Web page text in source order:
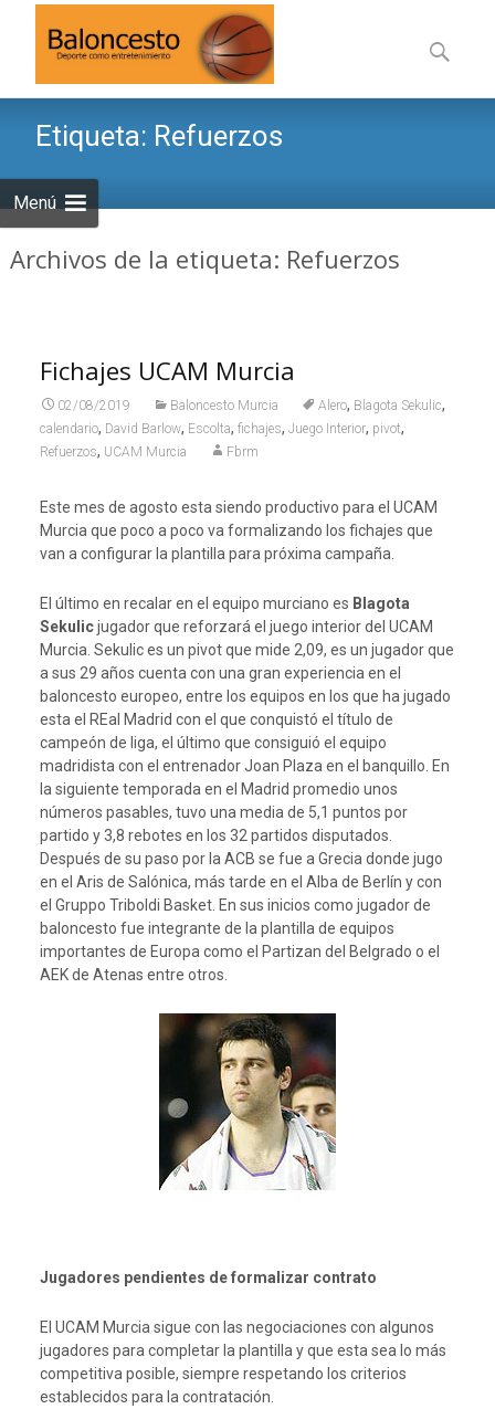
Menú
alBuscar:
Etiqueta: Refuerzos
Archivos de la etiqueta: Refuerzos
Fichajes UCAM Murcia
02/08/2019 Baloncesto Murcia Alero, Blagota Sekulic,
calendario, David Barlow, Escolta, fichajes, Juego Interior, pivot,
Refuerzos, UCAM Murcia Fbrm
Este mes de agosto esta siendo productivo para el UCAM
Murcia que poco a poco va formalizando los fichajes que
van a configurar la plantilla para próxima campaña.
El último en recalar en el equipo murciano es Blagota
Sekulicjugador que reforzará el juego interior del UCAM
Murcia. Sekulic es un pivot que mide 2,09, es un jugador que
a sus 29 años cuenta con una gran experiencia en el
baloncesto europeo, entre los equipos en los que ha jugado
esta el REal Madrid con el que conquistó el título de
campeón de liga, el último que consiguió el equipo
madridista con el entrenador Joan Plaza en el banquillo. En
la siguiente temporada en el Madrid promedio unos
números pasables, tuvo una media de 5,1 puntos por
partido y 3,8 rebotes en los 32 partidos disputados.
Después de su paso por la ACB se fue a Grecia donde jugo
en el Aris de Salónica, más tarde en el Alba de Berlín y con
el Gruppo Triboldi Basket. En sus inicios como jugador de
baloncesto fue integrante de la plantilla de equipos
importantes de Europa como el Partizan del Belgrado o el
AEK de Atenas entre otros.
Jugadores pendientes de formalizar contrato
El UCAM Murcia sigue con las negociaciones con algunos
jugadores para completar la plantilla y que esta sea lo más
competitiva posible, siempre respetando los criterios
establecidos para la contratación.